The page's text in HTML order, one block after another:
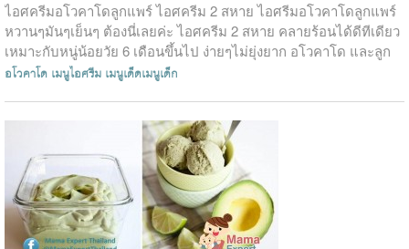
ไอศครีมอโวคาโดลูกแพร์ ไอศครีม 2 สหาย ไอศรีมอโวคาโดลูกแพร์
หวานๆมันๆเย็นๆ ต้องนี่เลยค่ะ ไอศครีม 2 สหาย คลายร้อนได้ดีทีเดียว
เหมาะกับหนู่น้อยวัย 6 เดือนขึ้นไป ง่ายๆไม่ยุ่งยาก อโวคาโด และลูก
แพร์...
อโวคาโด เมนูไอศรีม เมนูเด็ดเมนูเด็ก